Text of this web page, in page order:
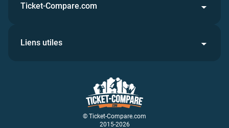
© Ticket-Compare.com
2015-2026
Ticket-Compare.com
Liens utiles